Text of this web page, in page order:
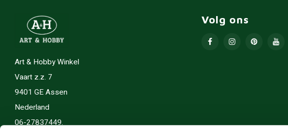
Art & Hobby Winkel
Vaart z.z. 7
9401 GE Assen
Nederland
06-27837449.
Volg ons